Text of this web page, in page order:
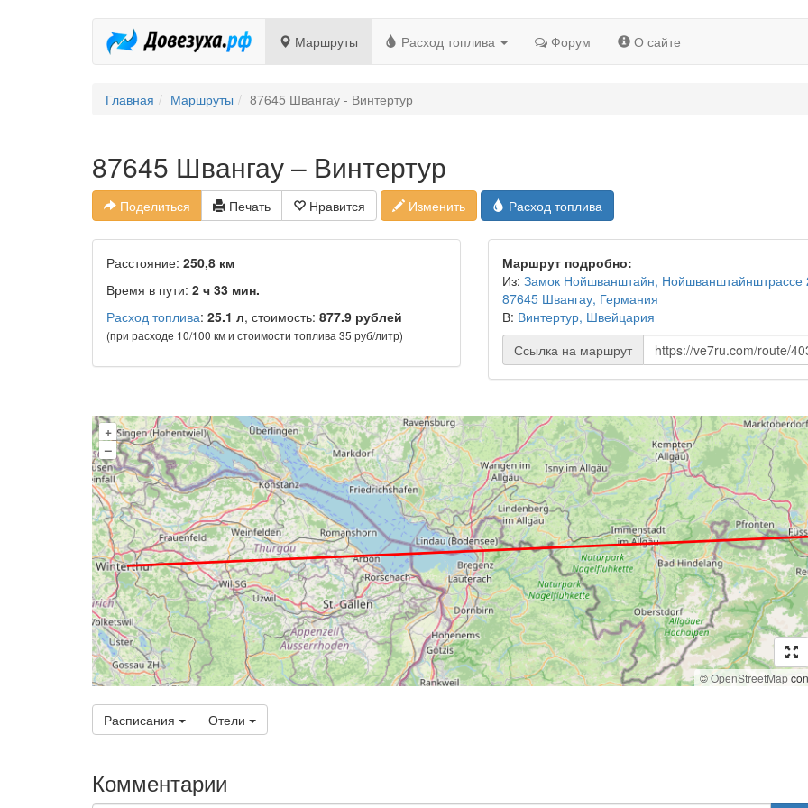
Маршруты Расход топлива Форум О сайте
Главная Маршруты 87645 Швангау - Винтертур
87645 Швангау – Винтертур
Поделиться Печать Нравится Изменить Расход топлива
Расстояние: 250,8 км
Время в пути: 2 ч 33 мин.
Расход топлива: 25.1 л, стоимость: 877.9 рублей
(при расходе 10/100 км и стоимости топлива 35 руб/литр)
Маршрут подробно:
Из: Замок Нойшванштайн, Нойшванштайнштрассе
87645 Швангау, Германия
В: Винтертур, Швейцария
Ссылка на маршрут
+
–
©OpenStreetMap
Расписания Отели
Комментарии